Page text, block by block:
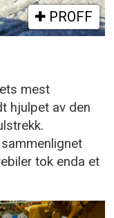
PROFF
mest
hjulpet av den
tok enda et